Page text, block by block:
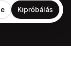
Kipróbálás